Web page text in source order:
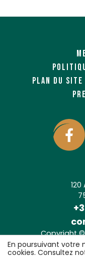
PLAN DU SITE
Copyright ©
En poursuivant votre
cookies. Consultez